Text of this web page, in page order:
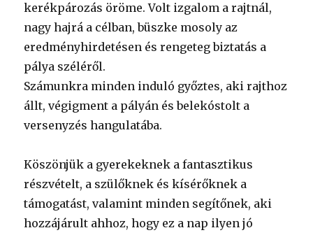
kerékpározás öröme. Volt izgalom a rajtnál,
nagy hajrá a célban, büszke mosoly az
eredményhirdetésen és rengeteg biztatás a
pálya széléről.
Számunkra minden induló győztes, aki rajthoz
állt, végigment a pályán és belekóstolt a
versenyzés hangulatába.
Köszönjük a gyerekeknek a fantasztikus
részvételt, a szülőknek és kísérőknek a
támogatást, valamint minden segítőnek, aki
hozzájárult ahhoz, hogy ez a nap ilyen jó